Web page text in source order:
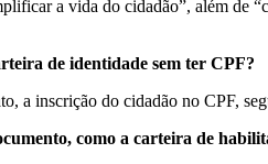
a vida do cidadão”, além de
de identidade sem ter CPF?
a inscrição do cidadão no CPF,
como a carteira de